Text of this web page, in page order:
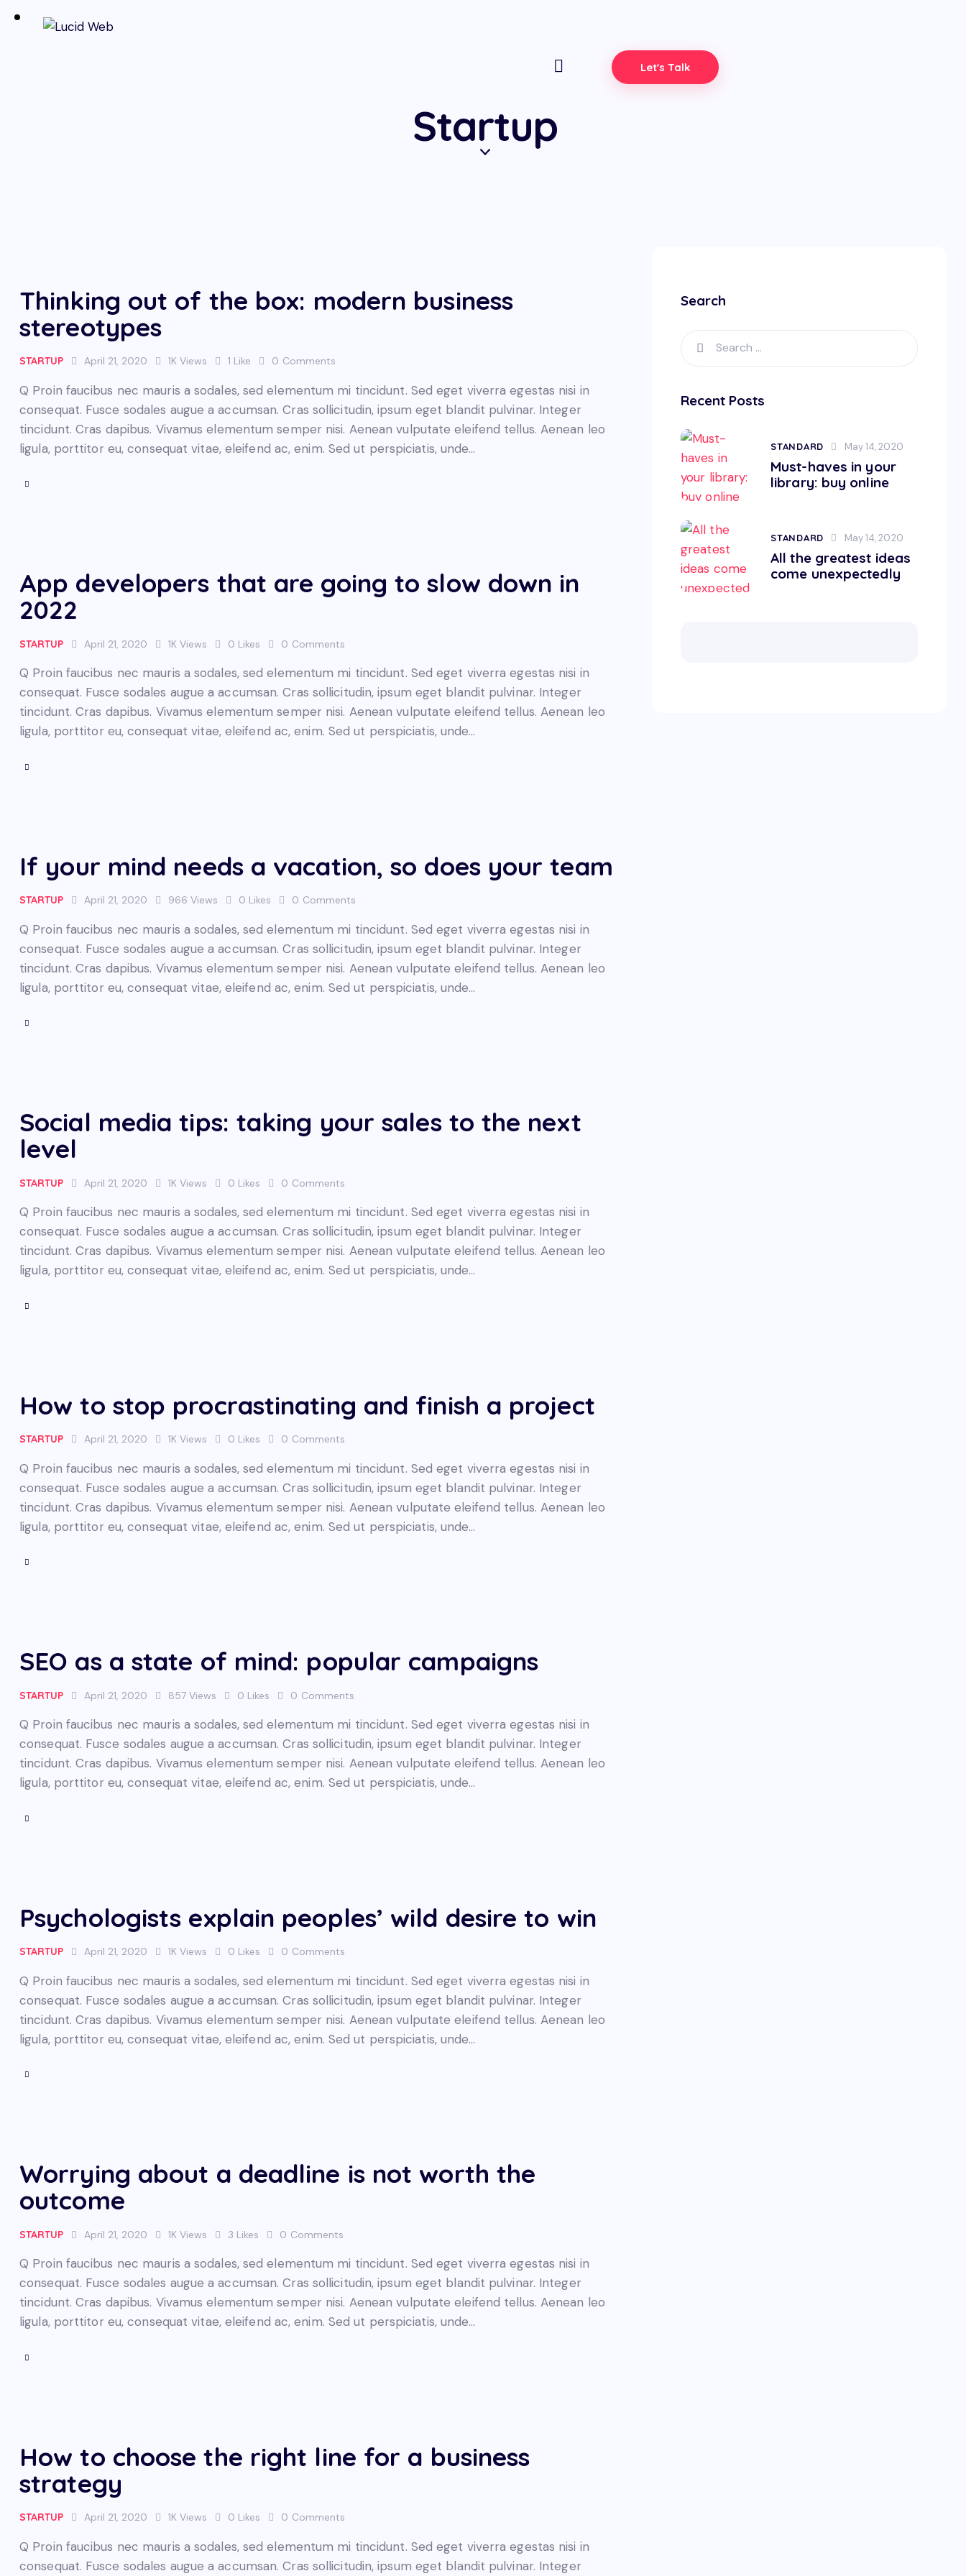
Let's Talk
Startup
Thinking out of the box: modern business
stereotypes
STARTUP April 21, 2020 1K Views 1 Like 0 Comments
Q Proin faucibus nec mauris a sodales, sed elementum mi tincidunt. Sed eget viverra egestas nisi in
consequat. Fusce sodales augue a accumsan. Cras sollicitudin, ipsum eget blandit pulvinar. Integer
tincidunt. Cras dapibus. Vivamus elementum semper nisi. Aenean vulputate eleifend tellus. Aenean leo
ligula, porttitor eu, consequat vitae, eleifend ac, enim. Sed ut perspiciatis, unde…
App developers that are going to slow down in
2022
STARTUP April 21, 2020 1K Views 0 Likes 0 Comments
Q Proin faucibus nec mauris a sodales, sed elementum mi tincidunt. Sed eget viverra egestas nisi in
consequat. Fusce sodales augue a accumsan. Cras sollicitudin, ipsum eget blandit pulvinar. Integer
tincidunt. Cras dapibus. Vivamus elementum semper nisi. Aenean vulputate eleifend tellus. Aenean leo
ligula, porttitor eu, consequat vitae, eleifend ac, enim. Sed ut perspiciatis, unde…
If your mind needs a vacation, so does your team
STARTUP April 21, 2020 966 Views 0 Likes 0 Comments
Q Proin faucibus nec mauris a sodales, sed elementum mi tincidunt. Sed eget viverra egestas nisi in
consequat. Fusce sodales augue a accumsan. Cras sollicitudin, ipsum eget blandit pulvinar. Integer
tincidunt. Cras dapibus. Vivamus elementum semper nisi. Aenean vulputate eleifend tellus. Aenean leo
ligula, porttitor eu, consequat vitae, eleifend ac, enim. Sed ut perspiciatis, unde…
Social media tips: taking your sales to the next
level
STARTUP April 21, 2020 1K Views 0 Likes 0 Comments
Q Proin faucibus nec mauris a sodales, sed elementum mi tincidunt. Sed eget viverra egestas nisi in
consequat. Fusce sodales augue a accumsan. Cras sollicitudin, ipsum eget blandit pulvinar. Integer
tincidunt. Cras dapibus. Vivamus elementum semper nisi. Aenean vulputate eleifend tellus. Aenean leo
ligula, porttitor eu, consequat vitae, eleifend ac, enim. Sed ut perspiciatis, unde…
How to stop procrastinating and finish a project
STARTUP April 21, 2020 1K Views 0 Likes 0 Comments
Q Proin faucibus nec mauris a sodales, sed elementum mi tincidunt. Sed eget viverra egestas nisi in
consequat. Fusce sodales augue a accumsan. Cras sollicitudin, ipsum eget blandit pulvinar. Integer
tincidunt. Cras dapibus. Vivamus elementum semper nisi. Aenean vulputate eleifend tellus. Aenean leo
ligula, porttitor eu, consequat vitae, eleifend ac, enim. Sed ut perspiciatis, unde…
SEO as a state of mind: popular campaigns
STARTUP April 21, 2020 857 Views 0 Likes 0 Comments
Q Proin faucibus nec mauris a sodales, sed elementum mi tincidunt. Sed eget viverra egestas nisi in
consequat. Fusce sodales augue a accumsan. Cras sollicitudin, ipsum eget blandit pulvinar. Integer
tincidunt. Cras dapibus. Vivamus elementum semper nisi. Aenean vulputate eleifend tellus. Aenean leo
ligula, porttitor eu, consequat vitae, eleifend ac, enim. Sed ut perspiciatis, unde…
Psychologists explain peoples’ wild desire to win
STARTUP April 21, 2020 1K Views 0 Likes 0 Comments
Q Proin faucibus nec mauris a sodales, sed elementum mi tincidunt. Sed eget viverra egestas nisi in
consequat. Fusce sodales augue a accumsan. Cras sollicitudin, ipsum eget blandit pulvinar. Integer
tincidunt. Cras dapibus. Vivamus elementum semper nisi. Aenean vulputate eleifend tellus. Aenean leo
ligula, porttitor eu, consequat vitae, eleifend ac, enim. Sed ut perspiciatis, unde…
Worrying about a deadline is not worth the
outcome
STARTUP April 21, 2020 1K Views 3 Likes 0 Comments
Q Proin faucibus nec mauris a sodales, sed elementum mi tincidunt. Sed eget viverra egestas nisi in
consequat. Fusce sodales augue a accumsan. Cras sollicitudin, ipsum eget blandit pulvinar. Integer
tincidunt. Cras dapibus. Vivamus elementum semper nisi. Aenean vulputate eleifend tellus. Aenean leo
ligula, porttitor eu, consequat vitae, eleifend ac, enim. Sed ut perspiciatis, unde…
How to choose the right line for a business
strategy
STARTUP April 21, 2020 1K Views 0 Likes 0 Comments
Q Proin faucibus nec mauris a sodales, sed elementum mi tincidunt. Sed eget viverra egestas nisi in
consequat. Fusce sodales augue a accumsan. Cras sollicitudin, ipsum eget blandit pulvinar. Integer
Search
Recent Posts
STANDARD May 14, 2020
Must-haves in your
library: buy online
STANDARD May 14, 2020
All the greatest ideas
come unexpectedly